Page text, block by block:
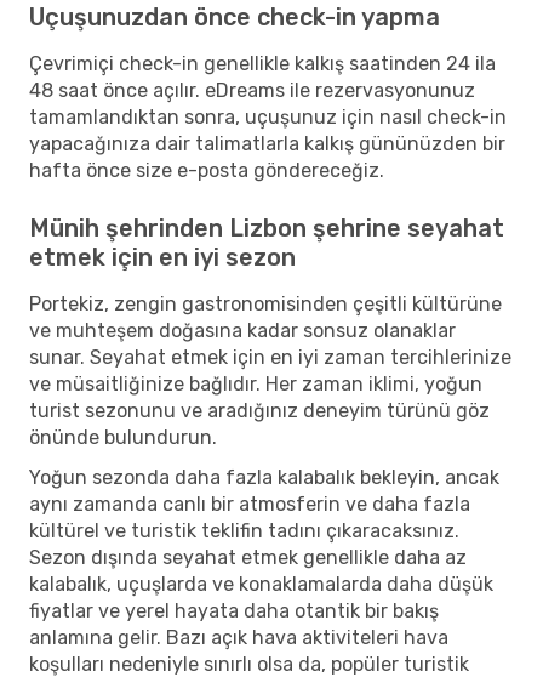
Uçuşunuzdan önce check-in yapma
Çevrimiçi check-in genellikle kalkış saatinden 24 ila
48 saat önce açılır. eDreams ile rezervasyonunuz
tamamlandıktan sonra, uçuşunuz için nasıl check-in
yapacağınıza dair talimatlarla kalkış gününüzden bir
hafta önce size e-posta göndereceğiz.
Münih şehrinden Lizbon şehrine seyahat
etmek için en iyi sezon
Portekiz, zengin gastronomisinden çeşitli kültürüne
ve muhteşem doğasına kadar sonsuz olanaklar
sunar. Seyahat etmek için en iyi zaman tercihlerinize
ve müsaitliğinize bağlıdır. Her zaman iklimi, yoğun
turist sezonunu ve aradığınız deneyim türünü göz
önünde bulundurun.
Yoğun sezonda daha fazla kalabalık bekleyin, ancak
aynı zamanda canlı bir atmosferin ve daha fazla
kültürel ve turistik teklifin tadını çıkaracaksınız.
Sezon dışında seyahat etmek genellikle daha az
kalabalık, uçuşlarda ve konaklamalarda daha düşük
fiyatlar ve yerel hayata daha otantik bir bakış
anlamına gelir. Bazı açık hava aktiviteleri hava
koşulları nedeniyle sınırlı olsa da, popüler turistik